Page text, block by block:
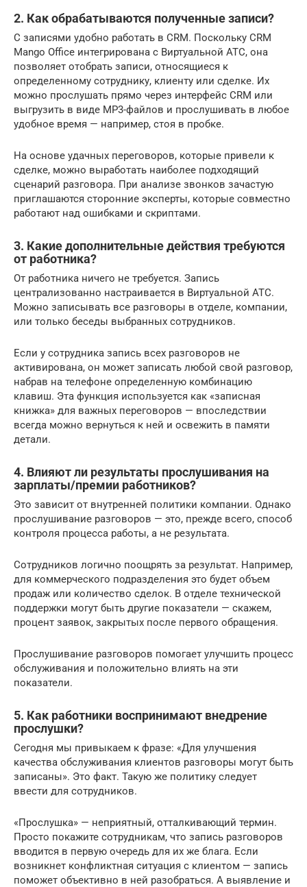
2. Как обрабатываются полученные записи?
С записями удобно работать в CRM. Поскольку CRM
Mango Office интегрирована с Виртуальной АТС, она
позволяет отобрать записи, относящиеся к
определенному сотруднику, клиенту или сделке. Их
можно прослушать прямо через интерфейс CRM или
выгрузить в виде MP3-файлов и прослушивать в любое
удобное время — например, стоя в пробке.
На основе удачных переговоров, которые привели к
сделке, можно выработать наиболее подходящий
сценарий разговора. При анализе звонков зачастую
приглашаются сторонние эксперты, которые совместно
работают над ошибками и скриптами.
3. Какие дополнительные действия требуются
от работника?
От работника ничего не требуется. Запись
централизованно настраивается в Виртуальной АТС.
Можно записывать все разговоры в отделе, компании,
или только беседы выбранных сотрудников.
Если у сотрудника запись всех разговоров не
активирована, он может записать любой свой разговор,
набрав на телефоне определенную комбинацию
клавиш. Эта функция используется как «записная
книжка» для важных переговоров — впоследствии
всегда можно вернуться к ней и освежить в памяти
детали.
4. Влияют ли результаты прослушивания на
зарплаты/премии работников?
Это зависит от внутренней политики компании. Однако
прослушивание разговоров — это, прежде всего, способ
контроля процесса работы, а не результата.
Сотрудников логично поощрять за результат. Например,
для коммерческого подразделения это будет объем
продаж или количество сделок. В отделе технической
поддержки могут быть другие показатели — скажем,
процент заявок, закрытых после первого обращения.
Прослушивание разговоров помогает улучшить процесс
обслуживания и положительно влиять на эти
показатели.
5. Как работники воспринимают внедрение
прослушки?
Сегодня мы привыкаем к фразе: «Для улучшения
качества обслуживания клиентов разговоры могут быть
записаны». Это факт. Такую же политику следует
ввести для сотрудников.
«Прослушка» — неприятный, отталкивающий термин.
Просто покажите сотрудникам, что запись разговоров
вводится в первую очередь для их же блага. Если
возникнет конфликтная ситуация с клиентом — запись
поможет объективно в ней разобраться. А выявление и